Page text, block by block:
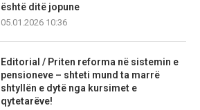
është ditë jopune
05.01.2026 10:36
Editorial / Priten reforma në sistemin e
pensioneve – shteti mund ta marrë
shtyllën e dytë nga kursimet e
qytetarëve!